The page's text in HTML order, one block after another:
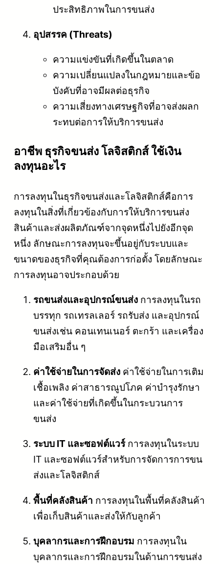
ประสิทธิภาพในการขนส่ง
อุปสรรค (Threats)
ความแข่งขันที่เกิดขึ้นในตลาด
ความเปลี่ยนแปลงในกฎหมายและข้อ
บังคับที่อาจมีผลต่อธุรกิจ
ความเสี่ยงทางเศรษฐกิจที่อาจส่งผลก
ระทบต่อการให้บริการขนส่ง
อาชีพ ธุรกิจขนส่ง โลจิสติกส์ ใช้เงิน
ลงทุนอะไร
การลงทุนในธุรกิจขนส่งและโลจิสติกส์คือการ
ลงทุนในสิ่งที่เกี่ยวข้องกับการให้บริการขนส่ง
สินค้าและส่งผลิตภัณฑ์จากจุดหนึ่งไปยังอีกจุด
หนึ่ง ลักษณะการลงทุนจะขึ้นอยู่กับระบบและ
ขนาดของธุรกิจที่คุณต้องการก่อตั้ง โดยลักษณะ
การลงทุนอาจประกอบด้วย
รถขนส่งและอุปกรณ์ขนส่ง การลงทุนในรถ
บรรทุก รถเทรลเลอร์ รถรับส่ง และอุปกรณ์
ขนส่งเช่น คอนเทนเนอร์ ตะกร้า และเครื่อง
มือเสริมอื่น ๆ
ค่าใช้จ่ายในการจัดส่ง ค่าใช้จ่ายในการเติม
เชื้อเพลิง ค่าสาธารณูปโภค ค่าบำรุงรักษา
และค่าใช้จ่ายที่เกิดขึ้นในกระบวนการ
ขนส่ง
ระบบ IT และซอฟต์แวร์การลงทุนในระบบ
IT และซอฟต์แวร์สำหรับการจัดการการขน
ส่งและโลจิสติกส์
พื้นที่คลังสินค้า การลงทุนในพื้นที่คลังสินค้า
เพื่อเก็บสินค้าและส่งให้กับลูกค้า
บุคลากรและการฝึกอบรม การลงทุนใน
บุคลากรและการฝึกอบรมในด้านการขนส่ง